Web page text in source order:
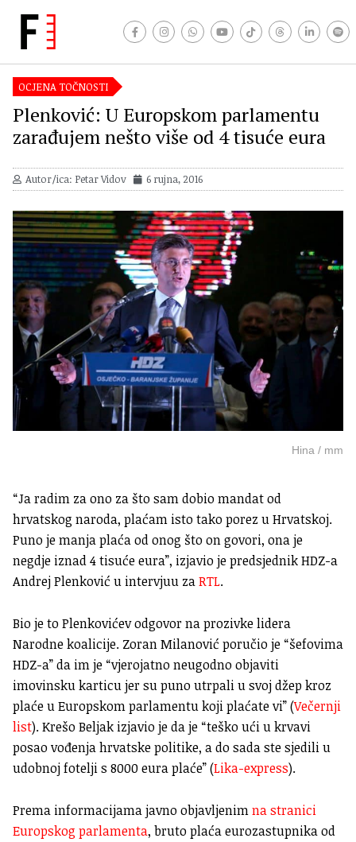
OCJENA TOČNOSTI
Plenković: U Europskom parlamentu
zarađujem nešto više od 4 tisuće eura
Autor/ica: Petar Vidov 6 rujna, 2016
Hina / mm
“Ja radim za ono za što sam dobio mandat od
hrvatskog naroda, plaćam isto tako porez u Hrvatskoj.
Puno je manja plaća od onog što on govori, ona je
negdje iznad 4 tisuće eura”, izjavio je predsjednik HDZ-a
Andrej Plenković u intervjuu zaRTL.
Bio je to Plenkovićev odgovor na prozivke lidera
Narodne koalicije. Zoran Milanović poručio je “šefovima
HDZ-a” da im je “vjerojatno neugodno objaviti
imovinsku karticu jer su puno utrpali u svoj džep kroz
plaće u Europskom parlamentu koji plaćate vi” (Večernji
list). Krešo Beljak izjavio je da je “teško ući u krvavi
posao vođenja hrvatske politike, a do sada ste sjedili u
udobnoj fotelji s 8000 eura plaće” (Lika-express).
Prema informacijama javno objavljenimna stranici
Europskog parlamenta, bruto plaća eurozastupnika od